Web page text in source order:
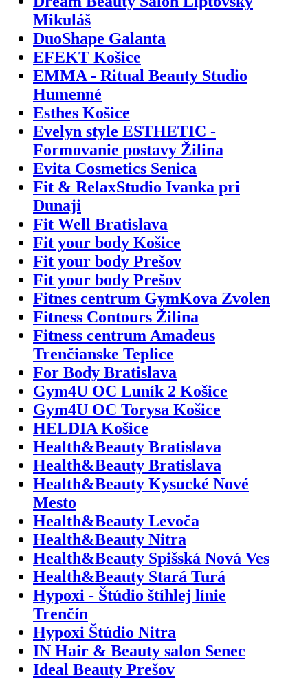
Mikuláš
DuoShape Galanta
EFEKT Košice
EMMA - Ritual Beauty Studio
Humenné
Esthes Košice
Evelyn style ESTHETIC -
Formovanie postavy Žilina
Evita Cosmetics Senica
Fit & RelaxStudio Ivanka pri
Dunaji
Fit Well Bratislava
Fit your body Košice
Fit your body Prešov
Fit your body Prešov
Fitnes centrum GymKova Zvolen
Fitness Contours Žilina
Fitness centrum Amadeus
Trenčianske Teplice
For Body Bratislava
Gym4U OC Luník 2 Košice
Gym4U OC Torysa Košice
HELDIA Košice
Health&Beauty Bratislava
Health&Beauty Bratislava
Health&Beauty Kysucké Nové
Mesto
Health&Beauty Levoča
Health&Beauty Nitra
Health&Beauty Spišská Nová Ves
Health&Beauty Stará Turá
Hypoxi - Štúdio štíhlej línie
Trenčín
Hypoxi Štúdio Nitra
IN Hair & Beauty salon Senec
Ideal Beauty Prešov